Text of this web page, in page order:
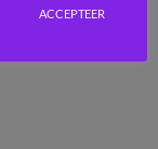
ACCEPTEER